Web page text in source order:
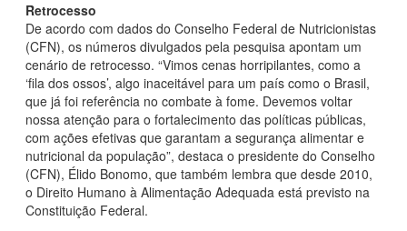
Retrocesso
De acordo com dados do Conselho Federal de Nutricionistas
(CFN), os números divulgados pela pesquisa apontam um
cenário de retrocesso. “Vimos cenas horripilantes, como a
‘fila dos ossos’, algo inaceitável para um país como o Brasil,
que já foi referência no combate à fome. Devemos voltar
nossa atenção para o fortalecimento das políticas públicas,
com ações efetivas que garantam a segurança alimentar e
nutricional da população”, destaca o presidente do Conselho
(CFN), Élido Bonomo, que também lembra que desde 2010,
o Direito Humano à Alimentação Adequada está previsto na
Constituição Federal.